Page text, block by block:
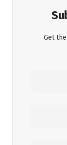
Get